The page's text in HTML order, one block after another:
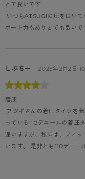
とて良いです
ポート力もありとても良いで
しぶちー 2025年2月2日
着圧
っている110デニールの着圧
違いますが、私には、フィ
います。 是非とも110デニー